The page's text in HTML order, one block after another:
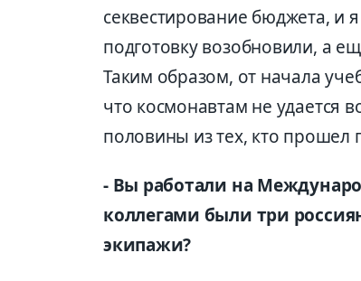
секвестирование бюджета, и
подготовку возобновили, а
Таким образом, от начала
что космонавтам не удается
половины из тех, кто прошел
- Вы работали на
коллегами были три
экипажи?